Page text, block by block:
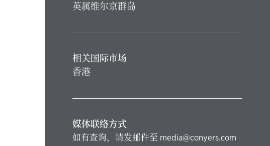
英属维尔京群岛
相关国际市场
香港
媒体联络方式
如有查询，请发邮件至 media@conyers.com